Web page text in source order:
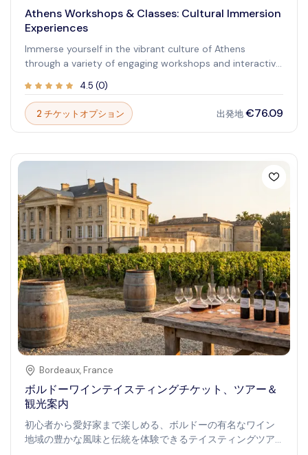
Athens Workshops & Classes: Cultural Immersion
Experiences
Immerse yourself in the vibrant culture of Athens
through a variety of engaging workshops and interactive
opportunity to connect with Greek traditions, learn new
skills, and create lasting memories. From mastering the
art of Greek cuisine in a cooking class to discovering
ancient winemaking techniques during a tasting session,
curious travelers. Whether you're interested in traditional
crafts, culinary delights, or artistic expressions, these
workshops offer an authentic glimpse into the soul of
Greece. They are perfect for solo adventurers, couples,
families, and groups looking to add an interactive
dimension to their Athenian itinerary, fostering a deeper
appreciation for the local heritage.
4.5 (0)
2 チケットオプション 出発地€76.09
Bordeaux, France
ボルドーワインテイスティングチケット、ツアー＆
観光案内
初心者から愛好家まで楽しめる、ボルドーの有名なワイン
地域の豊かな風味と伝統を体験できるテイスティングツア